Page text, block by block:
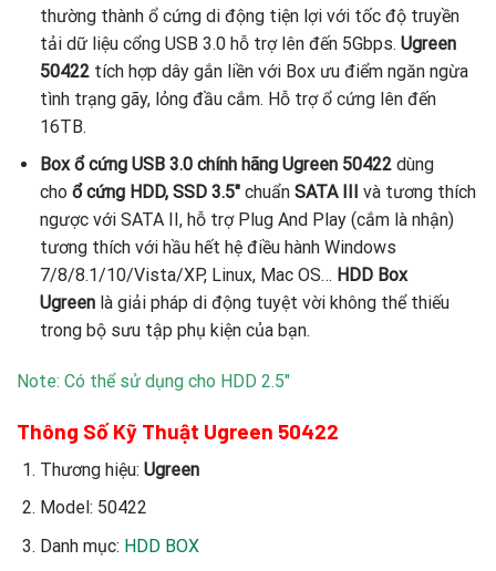
thường thành ổ cứng di động tiện lợi với tốc độ truyền
tải dữ liệu cổng USB 3.0 hỗ trợ lên đến 5Gbps. Ugreen
50422tích hợp dây gắn liền với Box ưu điểm ngăn ngừa
tình trạng gãy, lỏng đầu cắm. Hỗ trợ ổ cứng lên đến
16TB.
Box ổ cứng USB 3.0 chính hãng Ugreen 50422dùng
cho ổ cứng HDD, SSD 3.5″chuẩn SATA III
và tương thích
ngược với SATA II, hỗ trợ Plug And Play (cắm là nhận)
tương thích với hầu hết hệ điều hành Windows
7/8/8.1/10/Vista/XP, Linux, Mac OS… HDD Box
Ugreenlà giải pháp di động tuyệt vời không thể thiếu
trong bộ sưu tập phụ kiện của bạn.
Note: Có thể sử dụng cho HDD 2.5″
Thông Số Kỹ Thuật Ugreen 50422
Thương hiệu: Ugreen
Model: 50422
Danh mục: HDD BOX